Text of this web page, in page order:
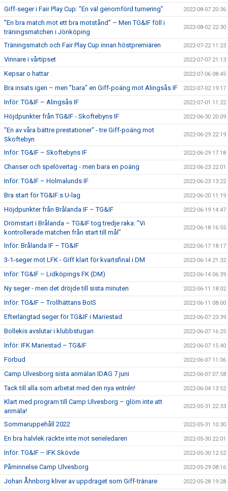
Giff-seger i Fair Play Cup: ”En väl genomförd turnering” 2022-08-07 20:36
”En bra match mot ett bra motstånd” – Men TG&IF föll i
träningsmatchen i Jönköping
2022-08-02 22:30
Träningsmatch och Fair Play Cup innan höstpremiären 2022-07-22 11:23
Vinnare i vårtipset 2022-07-07 21:13
Kepsar o hattar 2022-07-06 08:45
Bra insats igen – men ”bara” en Giff-poäng mot Alingsås IF 2022-07-02 19:17
Inför: TG&IF – Alingsås IF 2022-07-01 11:22
Höjdpunkter från TG&IF - Skoftebyns IF 2022-06-30 20:09
"En av våra bättre prestationer" - tre Giff-poäng mot
Skoftebyn
2022-06-29 22:19
Inför: TG&IF – Skoftebyns IF 2022-06-29 17:18
Chanser och spelövertag - men bara en poäng 2022-06-23 22:01
Inför: TG&IF – Holmalunds IF 2022-06-23 13:22
Bra start för TG&IF:s U-lag 2022-06-20 11:19
Höjdpunkter från Brålanda IF – TG&IF 2022-06-19 14:47
Drömstart i Brålanda – TG&IF tog tredje raka: ”Vi
kontrollerade matchen från start till mål”
2022-06-18 16:55
Inför: Brålanda IF – TG&IF 2022-06-17 18:17
3-1-seger mot LFK - Giff klart för kvartsfinal i DM 2022-06-14 21:32
Inför: TG&IF – Lidköpings FK (DM) 2022-06-14 06:39
Ny seger - men det dröjde till sista minuten 2022-06-11 18:02
Inför: TG&IF – Trollhättans BoIS 2022-06-11 08:00
Efterlängtad seger för TG&IF i Mariestad 2022-06-07 23:39
Bollekis avslutar i klubbstugan 2022-06-07 16:25
Inför: IFK Mariestad – TG&IF 2022-06-07 15:40
Förbud 2022-06-07 11:06
Camp Ulvesborg sista anmälan IDAG 7 juni 2022-06-07 07:58
Tack till alla som arbetat med den nya entrén! 2022-06-04 13:52
Klart med program till Camp Ulvesborg – glöm inte att
anmäla!
2022-05-31 22:33
Sommaruppehåll 2022 2022-05-31 10:30
En bra halvlek räckte inte mot serieledaren 2022-05-30 22:01
Inför: TG&IF – IFK Skövde 2022-05-30 12:52
Påminnelse Camp Ulvesborg 2022-05-29 08:16
Johan Åhnborg kliver av uppdraget som Giff-tränare 2022-05-28 19:28